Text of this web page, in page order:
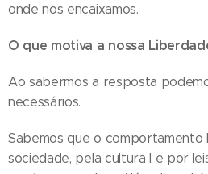
onde nos encaixamos.
O que motiva a nossa
Ao sabermos a resposta
necessários.
Sabemos que o comportamento
sociedade, pela cultura l e por